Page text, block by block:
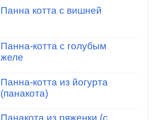
Панна котта с вишней
Панна-котта с голубым
желе
Панна-котта из йогурта
(панакота)
Панакота из ряженки (с